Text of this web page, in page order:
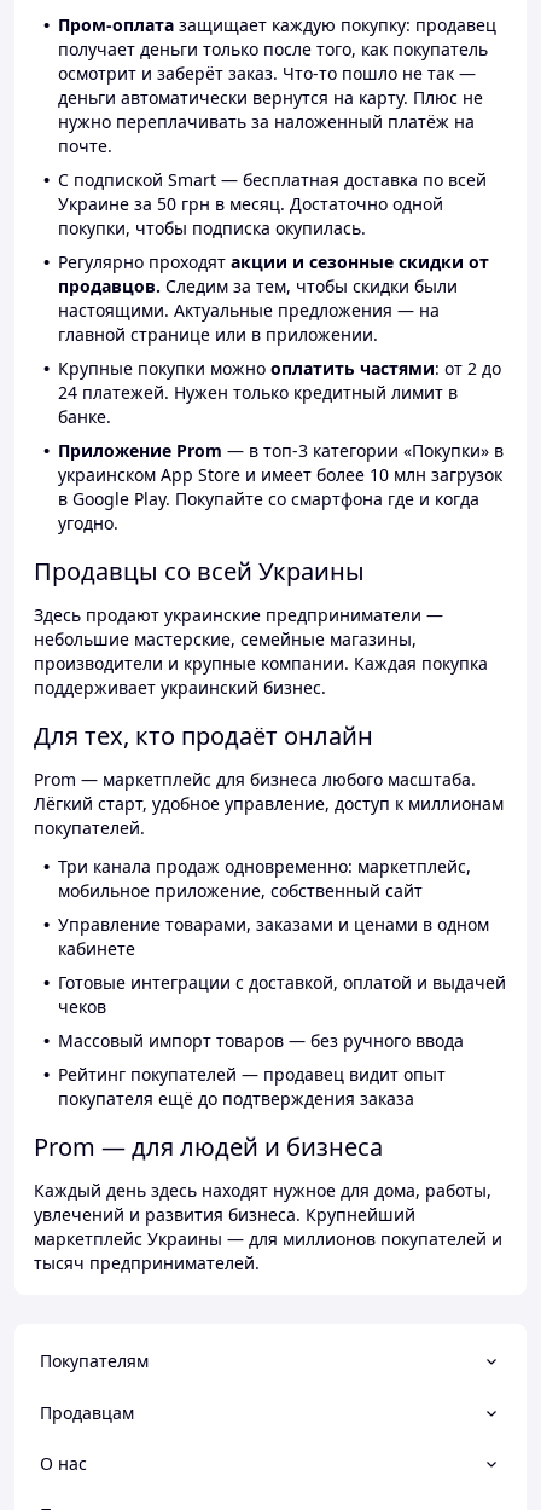
Пром-оплата защищает каждую покупку: продавец
получает деньги только после того, как покупатель
осмотрит и заберёт заказ. Что-то пошло не так —
деньги автоматически вернутся на карту. Плюс не
нужно переплачивать за наложенный платёж на
почте.
С подпиской Smart — бесплатная доставка по всей
Украине за 50 грн в месяц. Достаточно одной
покупки, чтобы подписка окупилась.
Регулярно проходят акции и сезонные скидки от
продавцов. Следим за тем, чтобы скидки были
настоящими. Актуальные предложения — на
главной странице или в приложении.
Крупные покупки можно оплатить частями: от 2 до
24 платежей. Нужен только кредитный лимит в
банке.
Приложение Prom — в топ-3 категории «Покупки» в
украинском App Store и имеет более 10 млн загрузок
в Google Play. Покупайте со смартфона где и когда
угодно.
Продавцы со всей Украины
Здесь продают украинские предприниматели —
небольшие мастерские, семейные магазины,
производители и крупные компании. Каждая покупка
поддерживает украинский бизнес.
Для тех, кто продаёт онлайн
Prom — маркетплейс для бизнеса любого масштаба.
Лёгкий старт, удобное управление, доступ к миллионам
покупателей.
Три канала продаж одновременно: маркетплейс,
мобильное приложение, собственный сайт
Управление товарами, заказами и ценами в одном
кабинете
Готовые интеграции с доставкой, оплатой и выдачей
чеков
Массовый импорт товаров — без ручного ввода
Рейтинг покупателей — продавец видит опыт
покупателя ещё до подтверждения заказа
Prom — для людей и бизнеса
Каждый день здесь находят нужное для дома, работы,
увлечений и развития бизнеса. Крупнейший
маркетплейс Украины — для миллионов покупателей и
тысяч предпринимателей.
Покупателям
Продавцам
О нас